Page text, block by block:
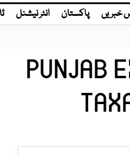
خبریں پاکستان انٹر نیشنل
PUNJAB